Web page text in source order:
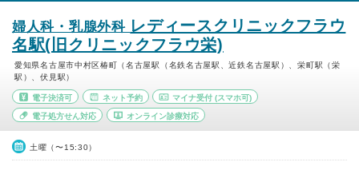
婦人科・乳腺外科 レディースクリニックフラウ
名駅(旧クリニックフラウ栄)
愛知県名古屋市中村区椿町（名古屋駅（名鉄名古屋駅、近鉄名古屋駅）、栄町駅（栄
駅）、伏見駅）
電子決済可 ネット予約 マイナ受付 (スマホ可)
電子処方せん対応 オンライン診療対応
土曜（〜15:30）